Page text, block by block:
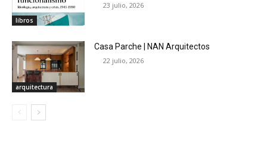
libros
23 julio, 2026
arquitectura
Casa Parche | NAN Arquitectos
22 julio, 2026